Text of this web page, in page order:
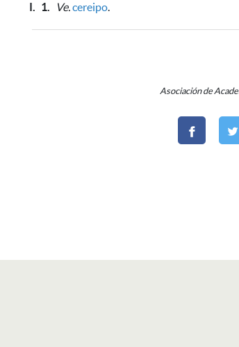
I. 1. Ve.cereipo.
Asociación de